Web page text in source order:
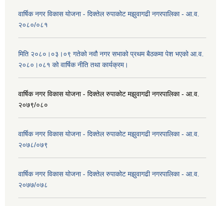
वार्षिक नगर विकास योजना - दिक्तेल रुपाकोट मझुवागढी नगरपालिका - आ.व.
२०८०/०८१
मिति २०८०।०३।०९ गतेको नवौ नगर सभाको प्रथम बैठकमा पेश भएको आ.व.
२०८०।०८१ को वार्षिक नीति तथा कार्यक्रम।
वार्षिक नगर विकास योजना - दिक्तेल रुपाकोट मझुवागढी नगरपालिका - आ.व.
२०७९/०८०
वार्षिक नगर विकास योजना - दिक्तेल रुपाकोट मझुवागढी नगरपालिका - आ.व.
२०७८/०७९
वार्षिक नगर विकास योजना - दिक्तेल रुपाकोट मझुवागढी नगरपालिका - आ.व.
२०७७/०७८